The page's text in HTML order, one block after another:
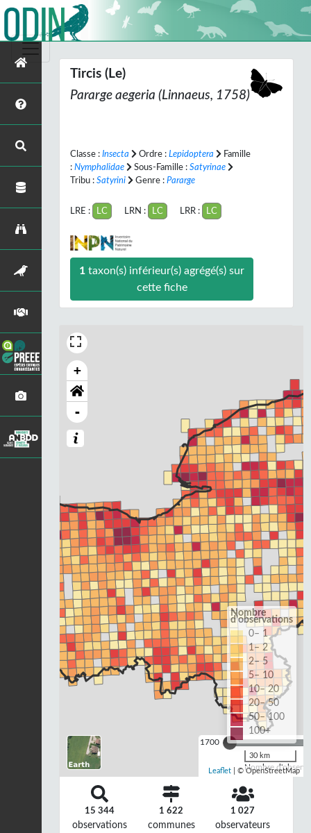
Tircis (Le)
Pararge aegeria (Linnaeus, 1758)
Classe : Insecta Ordre : Lepidoptera
Famille
: Nymphalidae Sous-Famille : Satyrinae
Tribu : Satyrini Genre : Pararge
LRE : LC LRN : LC LRR : LC
1taxon(s) inférieur(s) agrégé(s) sur
cette fiche
+
-
1700
Nombre
Nombre
d'observations
0– 1
1– 2
2– 5
5– 10
10– 20
20– 50
50– 100
100+
30 km
Leaflet | © OpenStreetMap
15 344
observations
1 622
communes
1 027
observateurs